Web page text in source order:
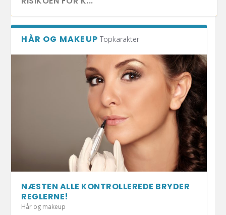
HOLD DIT JULEHJERTE SUNDT I DECEMBER!
1.000 KRAMMEBAMSER PÅ VEJ TIL INDLAGTE
BØRN I ESBJ...
MERE END HALVDELEN AF DANSKERNE HAR
KATTEN MED I S...
DET ER SÆSON FOR DÅRLIG MAVE: UNDGÅ
AT BLIVE SYG A...
DIY: TRE FLISEPROJEKTER TIL DIN
SOMMERFERIE!
HÅR OG MAKEUP Topkarakter
NÆSTEN ALLE KONTROLLEREDE BRYDER
REGLERNE!
Hår og makeup